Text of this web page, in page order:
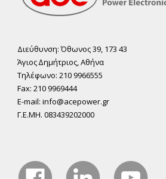
Διεύθυνση: Όθωνος 39, 173 43
Άγιος ∆ηµήτριος, Αθήνα
Τηλέφωνο: 210 9966555
Fax: 210 9969444
E-mail: info@acepower.gr
Γ.Ε.ΜΗ. 083439202000